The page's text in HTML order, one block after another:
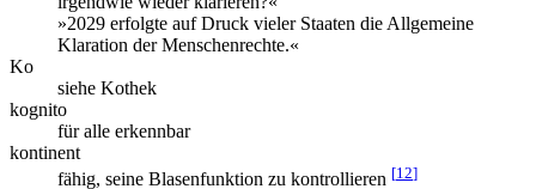
»2029 erfolgte auf Druck vieler Staaten die Allgemeine
Klaration der Menschenrechte.«
Ko
siehe Kothek
kognito
für alle erkennbar
kontinent
fähig, seine Blasenfunktion zu kontrollieren [12]